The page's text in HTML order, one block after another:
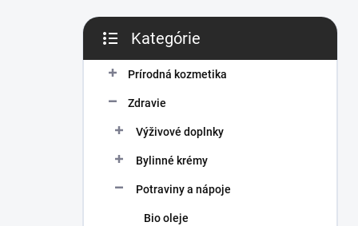
B
č
kategórie
Kategórie
Prírodná kozmetika
Zdravie
Výživové doplnky
Bylinné krémy
Potraviny a nápoje
Bio oleje